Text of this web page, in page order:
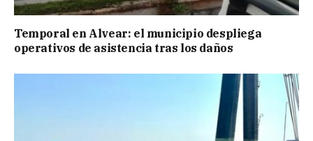
Temporal en Alvear: el municipio despliega
operativos de asistencia tras los daños